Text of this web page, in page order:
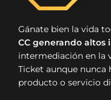
Gánate bien la vida
CC generando altos
intermediación en la
Ticket aunque nunca
producto o servicio